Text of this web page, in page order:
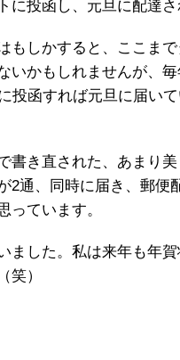
に投函し、元旦に配達さ
もしかすると、ここまで
いかもしれませんが、毎
投函すれば元旦に届い
書き直された、あまり美
2通、同時に届き、郵便
っています。
ました。私は来年も年
笑）